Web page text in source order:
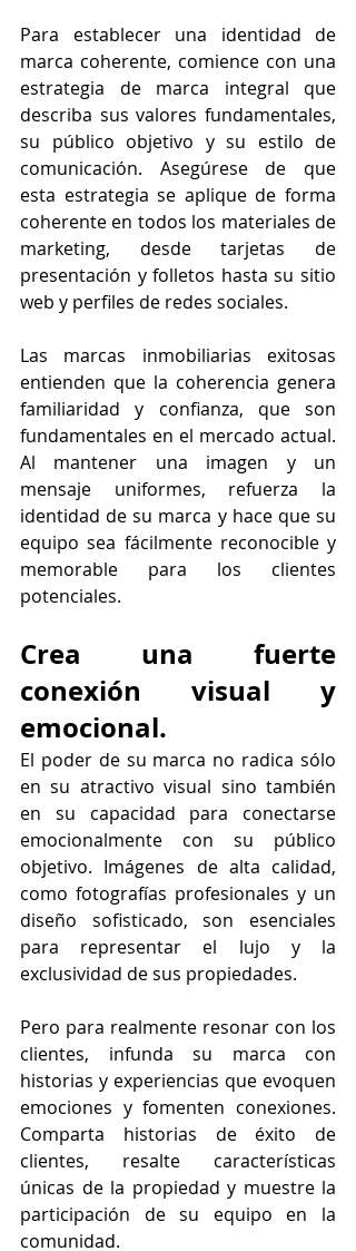
Para establecer una identidad de
marca coherente, comience con una
estrategia de marca integral que
describa sus valores fundamentales,
su público objetivo y su estilo de
comunicación. Asegúrese de que
esta estrategia se aplique de forma
coherente en todos los materiales de
marketing, desde tarjetas de
presentación y folletos hasta su sitio
web y perfiles de redes sociales.
Las marcas inmobiliarias exitosas
entienden que la coherencia genera
familiaridad y confianza, que son
fundamentales en el mercado actual.
Al mantener una imagen y un
mensaje uniformes, refuerza la
identidad de su marca y hace que su
equipo sea fácilmente reconocible y
memorable para los clientes
potenciales.
Crea una fuerte
conexión visual y
emocional.
El poder de su marca no radica sólo
en su atractivo visual sino también
en su capacidad para conectarse
emocionalmente con su público
objetivo. Imágenes de alta calidad,
como fotografías profesionales y un
diseño sofisticado, son esenciales
para representar el lujo y la
exclusividad de sus propiedades.
Pero para realmente resonar con los
clientes, infunda su marca con
historias y experiencias que evoquen
emociones y fomenten conexiones.
Comparta historias de éxito de
clientes, resalte características
únicas de la propiedad y muestre la
participación de su equipo en la
comunidad.